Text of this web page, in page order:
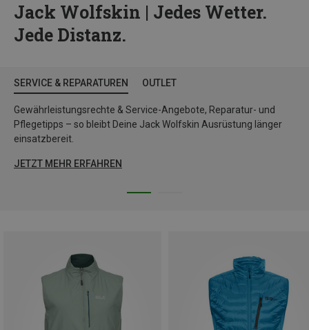
Jack Wolfskin | Jedes Wetter.
Jede Distanz.
SERVICE & REPARATUREN OUTLET
Gewährleistungsrechte & Service-Angebote, Reparatur- und
Pflegetipps – so bleibt Deine Jack Wolfskin Ausrüstung länger
einsatzbereit.
JETZT MEHR ERFAHREN